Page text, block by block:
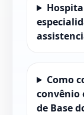
Como
convênio
de Base